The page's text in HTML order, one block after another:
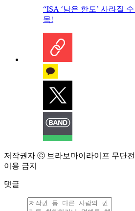
“ISA ‘남은 한도’ 사라질
목!
저작권자 ⓒ 브라보마이라이프 무단
이용 금지
댓글